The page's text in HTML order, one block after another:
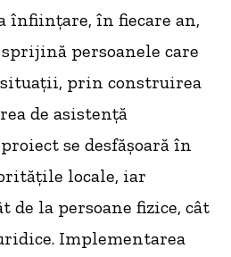
înființare, în fiecare an,
persoanele care
prin construirea
de asistență
se desfășoară în
locale, iar
de la persoane fizice, cât
Implementarea